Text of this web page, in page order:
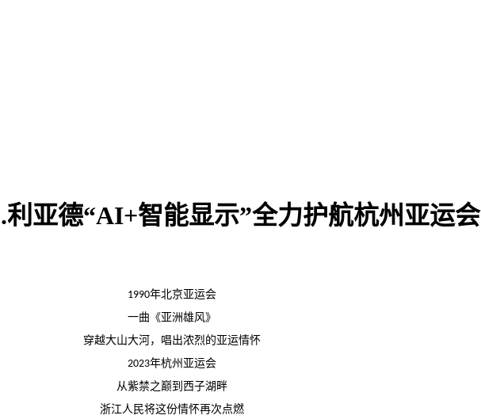
亚德“AI+智能显示”全力护航杭州亚运会
1990年北京亚运会
一曲《亚洲雄风》
穿越大山大河， 唱出浓烈的亚运情怀
2023年杭州亚运会
从紫禁之巅到西子湖畔
浙江人民将这份情怀再次点燃